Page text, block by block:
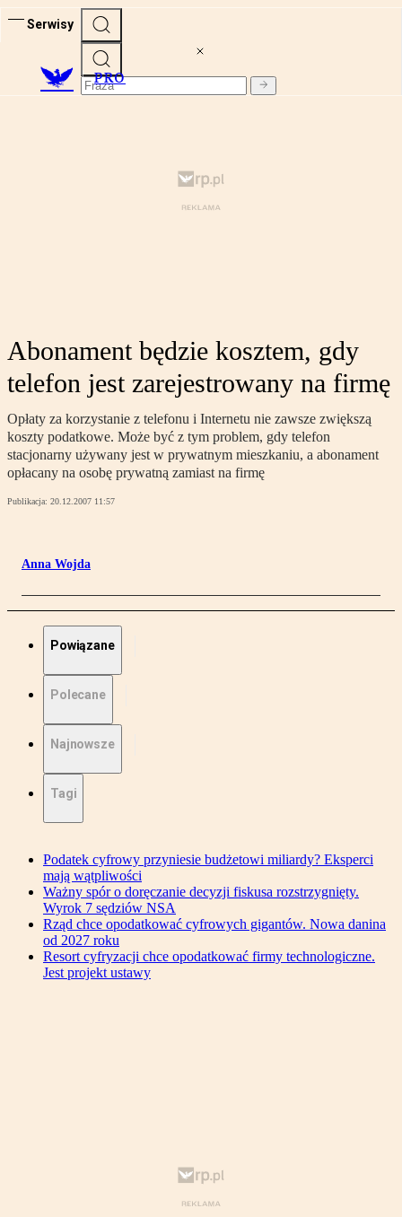
Serwisy
PRO
Abonament będzie kosztem, gdy
telefon jest zarejestrowany na firmę
Opłaty za korzystanie z telefonu i Internetu nie zawsze zwiększą
koszty podatkowe. Może być z tym problem, gdy telefon
stacjonarny używany jest w prywatnym mieszkaniu, a abonament
opłacany na osobę prywatną zamiast na firmę
Publikacja: 20.12.2007 11:57
Anna Wojda
Powiązane
Polecane
Najnowsze
Tagi
Podatek cyfrowy przyniesie budżetowi miliardy? Eksperci
mają wątpliwości
Ważny spór o doręczanie decyzji fiskusa rozstrzygnięty.
Wyrok 7 sędziów NSA
Rząd chce opodatkować cyfrowych gigantów. Nowa danina
od 2027 roku
Resort cyfryzacji chce opodatkować firmy technologiczne.
Jest projekt ustawy